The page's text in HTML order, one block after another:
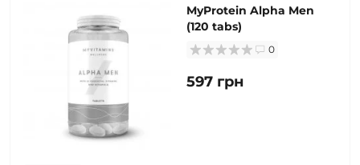
MyProtein Alpha Men
(120 tabs)
0
597 грн